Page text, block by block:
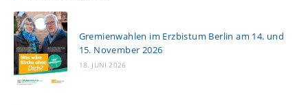
Gremienwahlen im Erzbistum Berlin am 14. und
15. November 2026
18. JUNI 2026